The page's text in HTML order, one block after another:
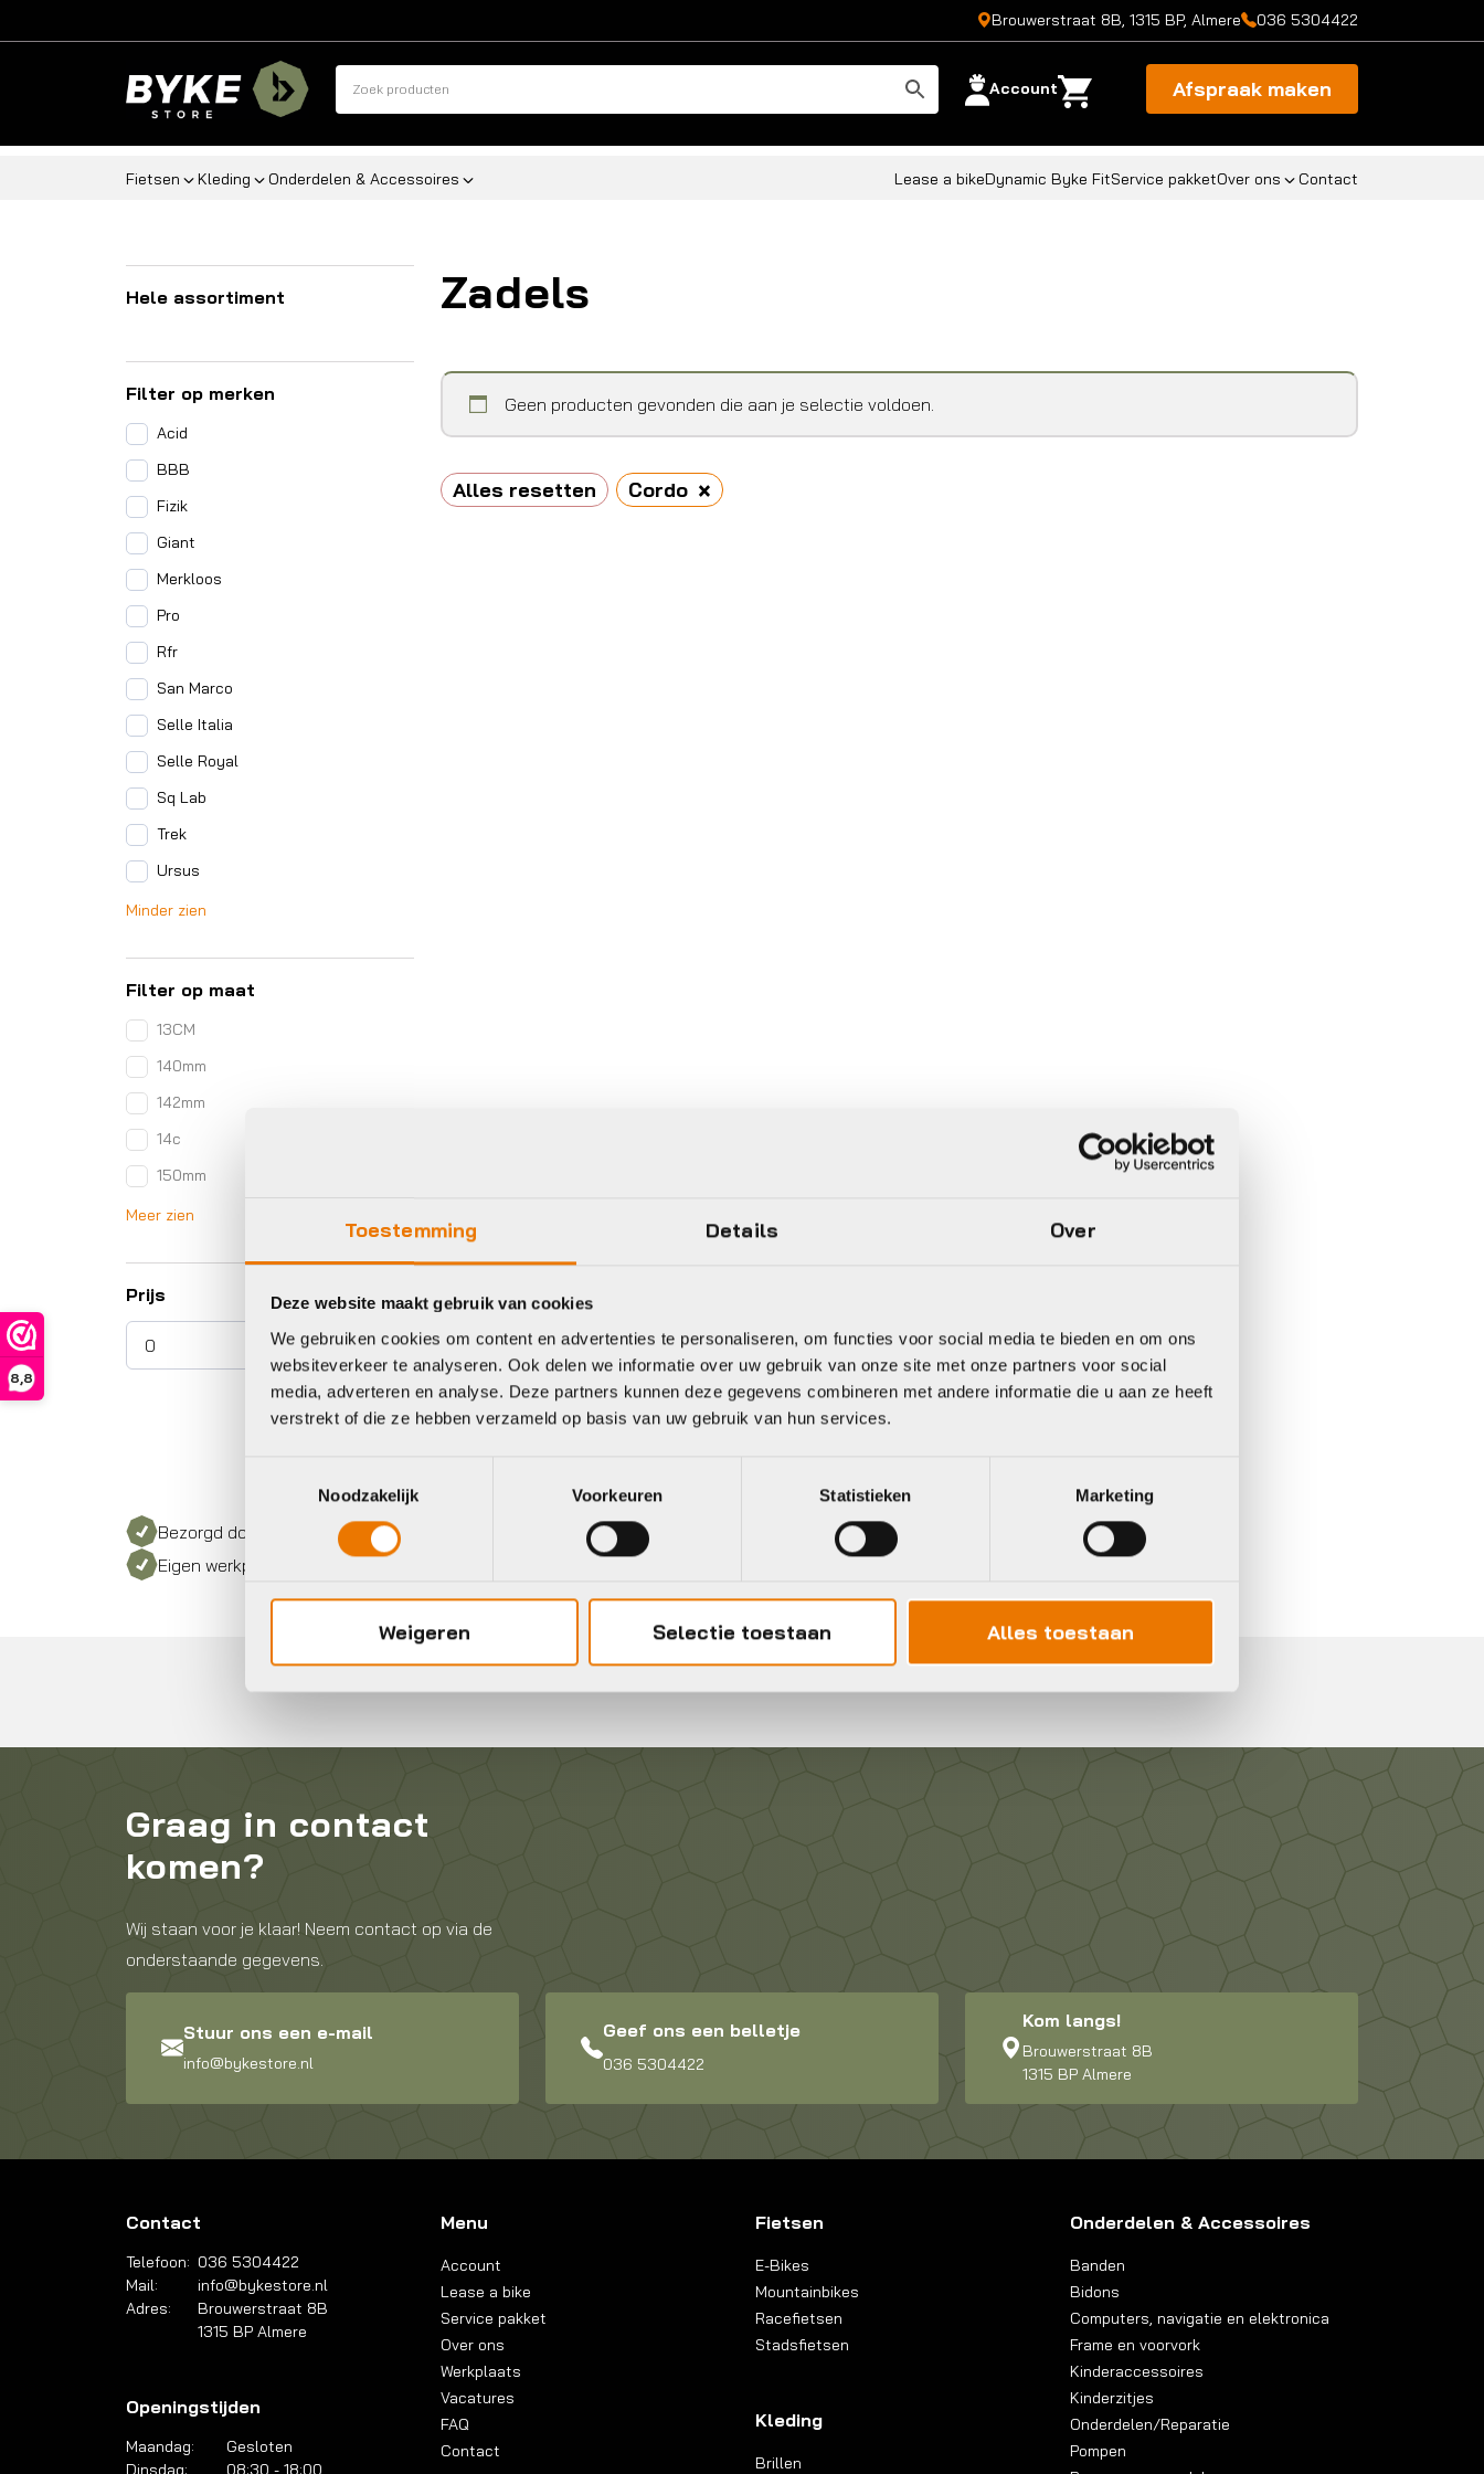
Toestemming Details Over
Deze website maakt gebruik van cookies
We gebruiken cookies om content en advertenties te personaliseren, om functies voor social media te bieden en om ons
websiteverkeer te analyseren. Ook delen we informatie over uw gebruik van onze site met onze partners voor social
media, adverteren en analyse. Deze partners kunnen deze gegevens combineren met andere informatie die u aan ze heeft
verstrekt of die ze hebben verzameld op basis van uw gebruik van hun services.
Noodzakelijk
Voorkeuren Statistieken Marketing
Weigeren Selectie toestaan Alles toestaan
8,8
Brouwerstraat 8B, 1315 BP, Almere 036 5304422
Account Afspraak maken
Fietsen Kleding Onderdelen & Accessoires Lease a bikeDynamic Byke FitService pakketOver ons Contact
Hele assortiment
Filter op merken
Acid
BBB
Fizik
Giant
Merkloos
Pro
Rfr
San Marco
Selle Italia
Selle Royal
Sq Lab
Trek
Ursus
Minder zien
Filter op maat
13CM
140mm
142mm
14c
150mm
Meer zien
Prijs
Zadels
Geen producten gevonden die aan je selectie voldoen.
Alles resetten Cordo ×
Bezorgd door heel Nederland Gratis verzending vanaf €50 In 3 keer betalen, 0%
Eigen werkplaats met gecertificeerd personeel
Graag in contact
komen?
Wij staan voor je klaar! Neem contact op via de
onderstaande gegevens.
Stuur ons een e-mail
info@bykestore.nl
Geef ons een belletje
036 5304422
Kom langs!
Brouwerstraat 8B
1315 BP Almere
Contact
Telefoon: 036 5304422
Mail:
info@bykestore.nl
Adres:
Brouwerstraat 8B
1315 BP Almere
Openingstijden
Maandag:
Gesloten
Dinsdag:
08:30 - 18:00
Menu
Account
Lease a bike
Service pakket
Over ons
Werkplaats
Vacatures
FAQ
Contact
Fietsen
E-Bikes
Mountainbikes
Racefietsen
Stadsfietsen
Kleding
Brillen
Onderdelen & Accessoires
Banden
Bidons
Computers, navigatie en elektronica
Frame en voorvork
Kinderaccessoires
Kinderzitjes
Onderdelen/Reparatie
Pompen